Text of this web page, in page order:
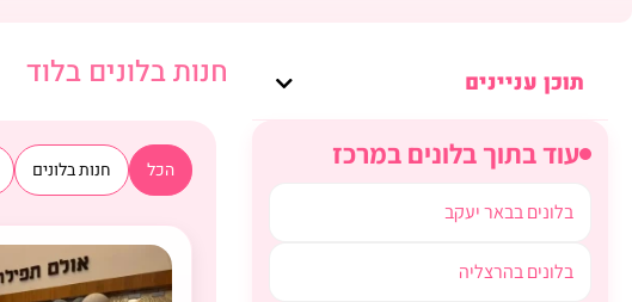
תוכן עניינים
עוד בתוך בלונים במרכז
בלונים בבאר יעקב
בלונים בהרצליה
חנות בלונים בלוד
הכל חנות בלונים